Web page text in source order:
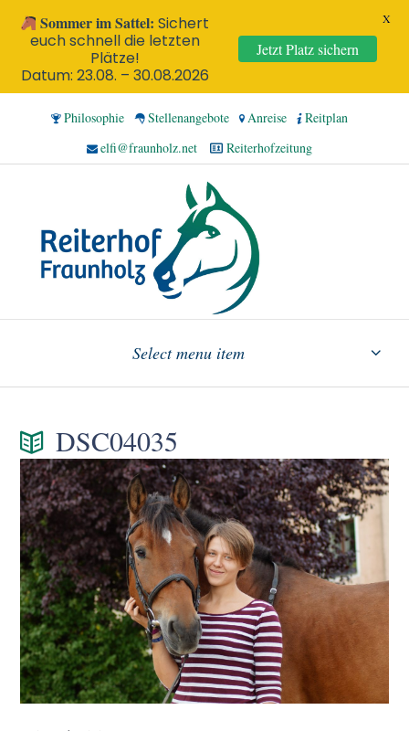
Philosophie Stellenangebote Anreise
Reitplan
elfi@fraunholz.net
Reiterhofzeitung
Select menu item
DSC04035
Sommer im Sattel:Sichert
euch schnell die letzten
Plätze!
Datum: 23.08. – 30.08.2026
Jetzt Platz sichern
X